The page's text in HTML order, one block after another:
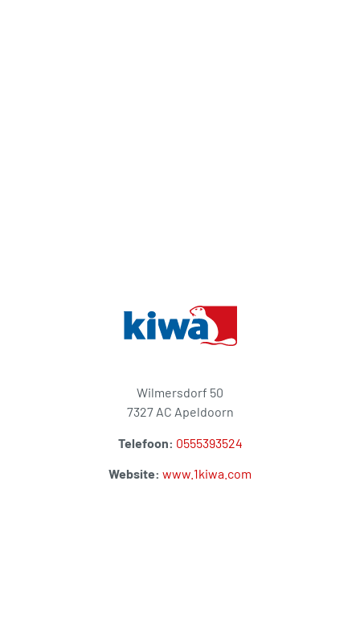
Wilmersdorf 50
7327 AC Apeldoorn
Telefoon: 0555393524
Website: www.1kiwa.com